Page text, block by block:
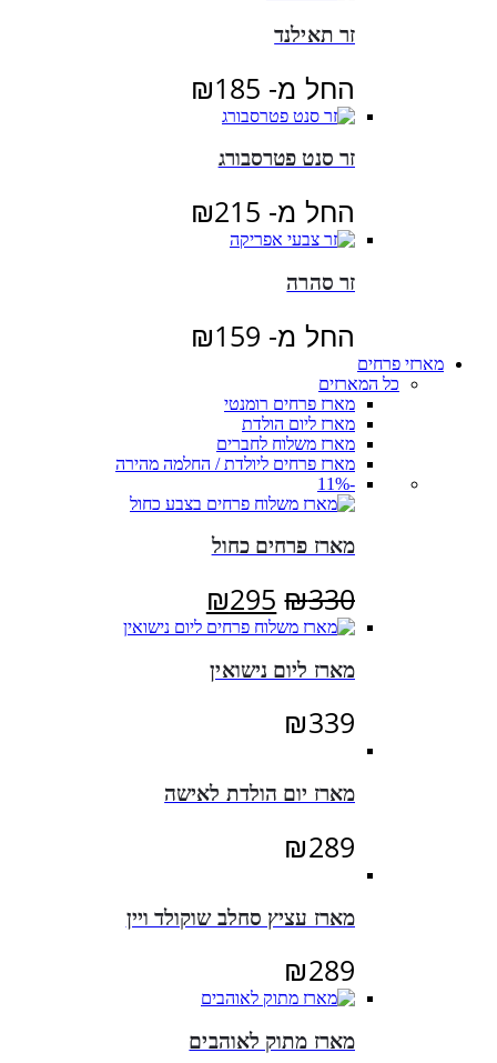
זר תאילנד
החל מ- ₪185
זר סנט פטרסבורג
החל מ- ₪215
זר סהרה
החל מ- ₪159
מארזי פרחים
כל המארזים
מארז פרחים רומנטי
מארז ליום הולדת
מארז משלוח לחברים
מארז פרחים ליולדת / החלמה מהירה
-11%
מארז פרחים כחול
₪330
המחיר
המקורי
היה:
₪295
הנוכחי
מארז ליום נישואין
₪339
מארז יום הולדת לאישה
₪289
מארז עציץ סחלב שוקולד ויין
₪289
מארז מתוק לאוהבים